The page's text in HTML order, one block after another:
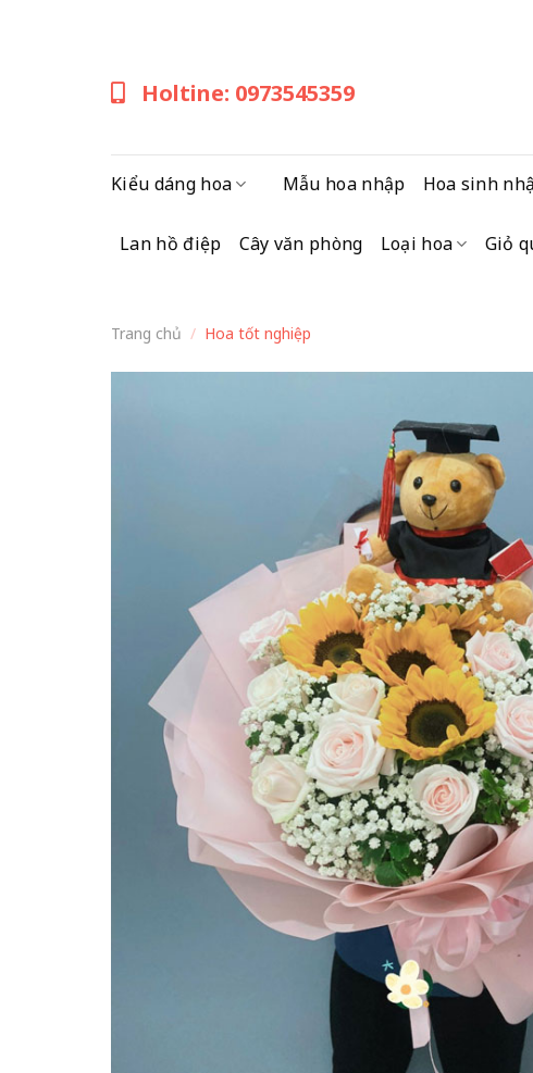
Holtine: 0973545359
Kiểu dáng hoa Mẫu hoa nhập Hoa sinh
Lan hồ điệp Cây văn phòng Loại hoa Giỏ
Trang chủ / Hoa tốt nghiệp